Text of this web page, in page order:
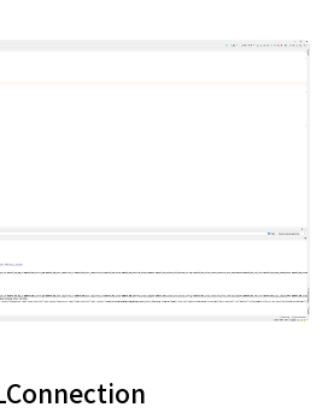
해당 권한을 필요로 할 때 사용자에게 권
다. android.permission.INTERNET처
한(Normal Permission)으로 분류되며